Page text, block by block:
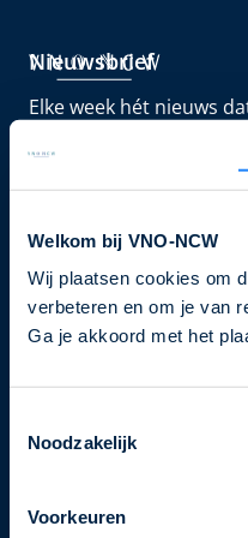
Welkom bij VNO-NCW
Wij plaatsen cookies om
verbeteren en om je van
Ga je akkoord met het
Noodzakelijk
Voorkeuren
Nieuwsbrief
Elke week hét nieuws
je nu in voor de VNO-
Schrijf je in
Direct naar
Ons verhaal
Bezuidenhoutseweg 12
T+31 70 349 03 49